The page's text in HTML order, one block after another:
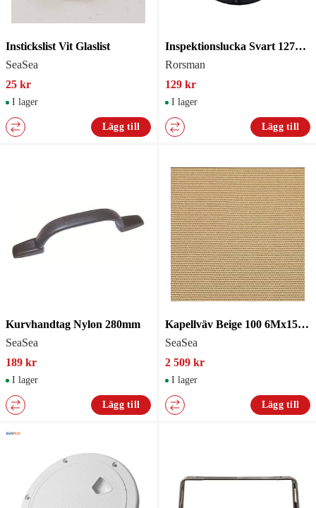
Instickslist Vit Glaslist
SeaSea
25 kr
I lager
Lägg till
Inspektionslucka Svart 127mm
Rorsman
129 kr
I lager
Lägg till
Kurvhandtag Nylon 280mm
SeaSea
189 kr
I lager
Lägg till
Kapellväv Beige 100 6Mx152Cm
SeaSea
2 509 kr
I lager
Lägg till